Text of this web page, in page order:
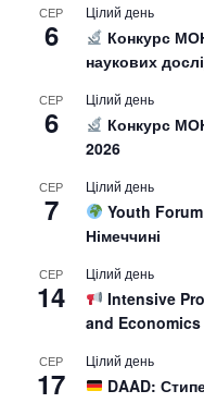
СЕР
6
Цілий день
Конкурс
наукових
СЕР
6
Цілий день
Конкурс
2026
СЕР
7
Цілий день
Youth
Німеччині
СЕР
14
Цілий день
Intensive
and Economics
СЕР
17
Цілий день
DAAD: